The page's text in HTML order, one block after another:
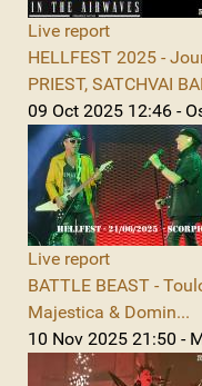
Live report
HELLFEST 2025 -
PRIEST, SATCHVAI
09 Oct 2025 12:46 -
Live report
BATTLE BEAST -
Majestica & Domin...
10 Nov 2025 21:50 -